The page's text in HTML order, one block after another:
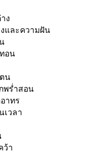
ง
งและความฝัน
อน
น
พร่ำสอน
าทร
เวลา
ว้า